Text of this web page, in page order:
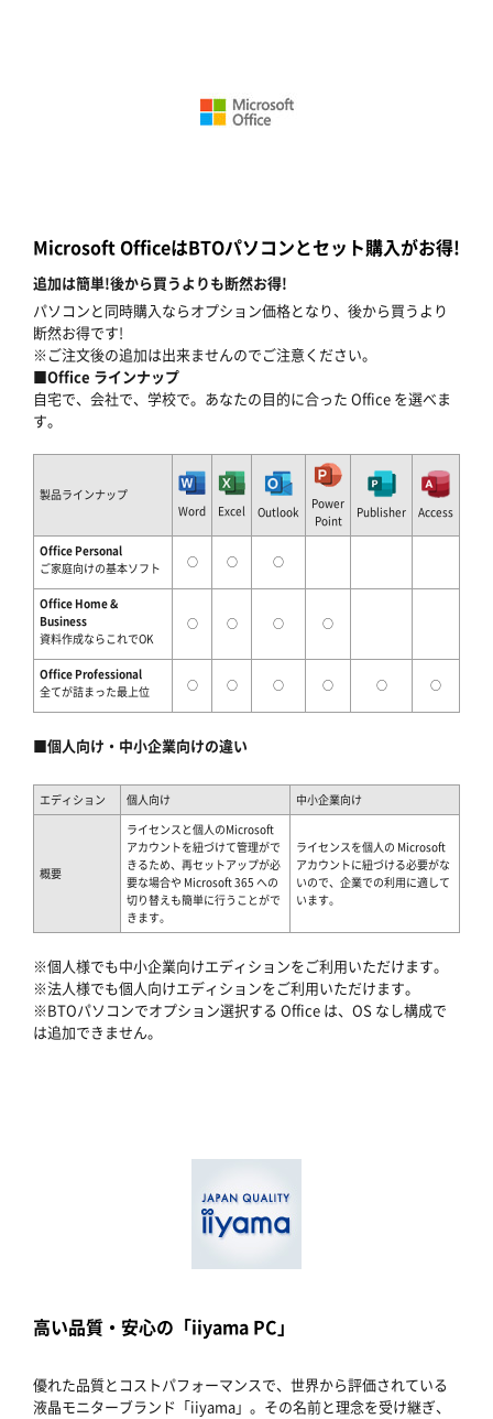
Microsoft OfficeはBTOパソコンとセット購入がお得!
追加は簡単!後から買うよりも断然お得!
パソコンと同時購入ならオプション価格となり、後から買うより
断然お得です!
※ご注文後の追加は出来ませんのでご注意ください。
■Office ラインナップ
自宅で、会社で、学校で。あなたの目的に合った Office を選べま
す。
製品ラインナップ
Word
Excel Outlook
Power
Point
Publisher Access
Office Personal
ご家庭向けの基本ソフト
○ ○ ○
Office Home &
Business
資料作成ならこれでOK
○ ○ ○ ○
Office Professional
全てが詰まった最上位
○ ○ ○ ○ ○ ○
■個人向け・中小企業向けの違い
エディション 個人向け 中小企業向け
概要
ライセンスと個人のMicrosoft
アカウントを紐づけて管理がで
きるため、再セットアップが必
要な場合や Microsoft 365 への
切り替えも簡単に行うことがで
きます。
ライセンスを個人の Microsoft
アカウントに紐づける必要がな
いので、企業での利用に適して
います。
※個人様でも中小企業向けエディションをご利用いただけます。
※法人様でも個人向けエディションをご利用いただけます。
※BTOパソコンでオプション選択する Office は、OS なし構成で
は追加できません。
高い品質・安心の「iiyama PC」
優れた品質とコストパフォーマンスで、世界から評価されている
液晶モニターブランド「iiyama」。その名前と理念を受け継ぎ、